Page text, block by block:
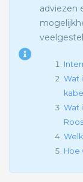
adviezen
Wat
Wat
Hoe